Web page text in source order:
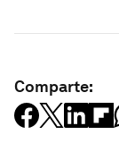
Comparte: